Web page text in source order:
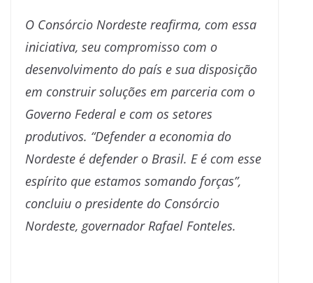
O Consórcio Nordeste reafirma, com essa
iniciativa, seu compromisso com o
desenvolvimento do país e sua disposição
em construir soluções em parceria com o
Governo Federal e com os setores
produtivos. “Defender a economia do
Nordeste é defender o Brasil. E é com esse
espírito que estamos somando forças”,
concluiu o presidente do Consórcio
Nordeste, governador Rafael Fonteles.